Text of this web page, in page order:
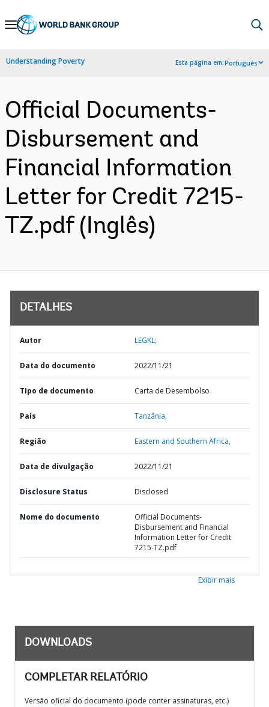
Skip
Navigation
Understanding Poverty Esta página em:Português
Official Documents-
Disbursement and
Financial Information
Letter for Credit 7215-
TZ.pdf (Inglês)
DETALHES
Autor LEGKL;
Data do documento 2022/11/21
TIpo de documento Carta de Desembolso
País Tanzânia,
Região Eastern and Southern Africa,
Data de divulgação 2022/11/21
Disclosure Status Disclosed
Nome do documento
Official Documents-
Disbursement and Financial
Information Letter for Credit
7215-TZ.pdf
Exibir mais
DOWNLOADS
COMPLETAR RELATÓRIO
Versão oficial do documento (pode conter assinaturas, etc.)